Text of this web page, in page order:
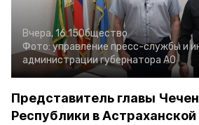
Вчера, 16:15Общество
Фото: управление пресс-службы и
администрации губернатора АО
Представитель главы
Республики в